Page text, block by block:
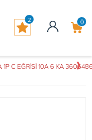
0
2
1P C EĞRİSİ 10A 6 KA